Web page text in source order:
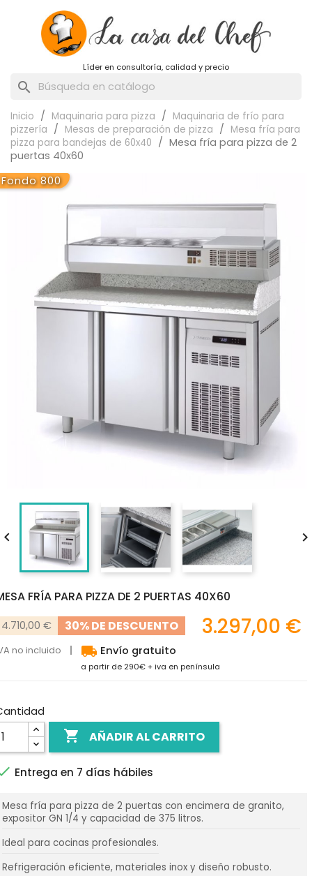
Líder en consultoría, calidad y precio
search
Inicio Maquinaria para pizza
Maquinaria de frío para
pizzería
Mesas de preparación de pizza
Mesa fría para
pizza para bandejas de 60x40
Mesa fría para pizza de 2
puertas 40x60
Fondo 800
FRÍA PARA PIZZA DE 2 PUERTAS 40X60
4.710,00 € 30% DE DESCUENTO 3.297,00 €
no incluido local_shipping Envío gratuito
a partir de 290€ + iva en península
 AÑADIR AL CARRITO
Entrega en 7 días hábiles
Mesa fría para pizza de 2 puertas con encimera de granito,
expositor GN 1/4 y capacidad de 375 litros.
Ideal para cocinas profesionales.
Refrigeración eficiente, materiales inox y diseño robusto.